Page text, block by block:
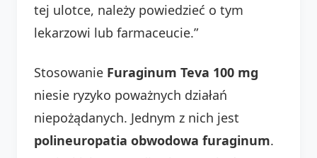
tej ulotce, należy powiedzieć o tym
lekarzowi lub farmaceucie.”
Stosowanie Furaginum Teva 100 mg
niesie ryzyko poważnych działań
niepożądanych. Jednym z nich jest
polineuropatia obwodowa furaginum.